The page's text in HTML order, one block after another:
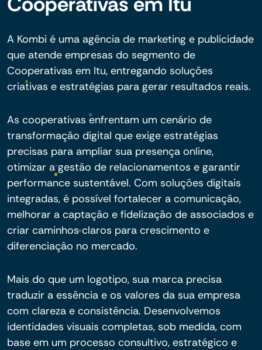
A Kombi é uma agência de marketing e publicidade
que atende empresas do segmento de
Cooperativas em Itu, entregando soluções
criativas e estratégias para gerar resultados reais.
As cooperativas enfrentam um cenário de
transformação digital que exige estratégias
precisas para ampliar sua presença online,
otimizar a gestão de relacionamentos e garantir
performance sustentável. Com soluções digitais
integradas, é possível fortalecer a comunicação,
melhorar a captação e fidelização de associados e
criar caminhos claros para crescimento e
diferenciação no mercado.
Mais do que um logotipo, sua marca precisa
traduzir a essência e os valores da sua empresa
com clareza e consistência. Desenvolvemos
identidades visuais completas, sob medida, com
base em um processo consultivo, estratégico e